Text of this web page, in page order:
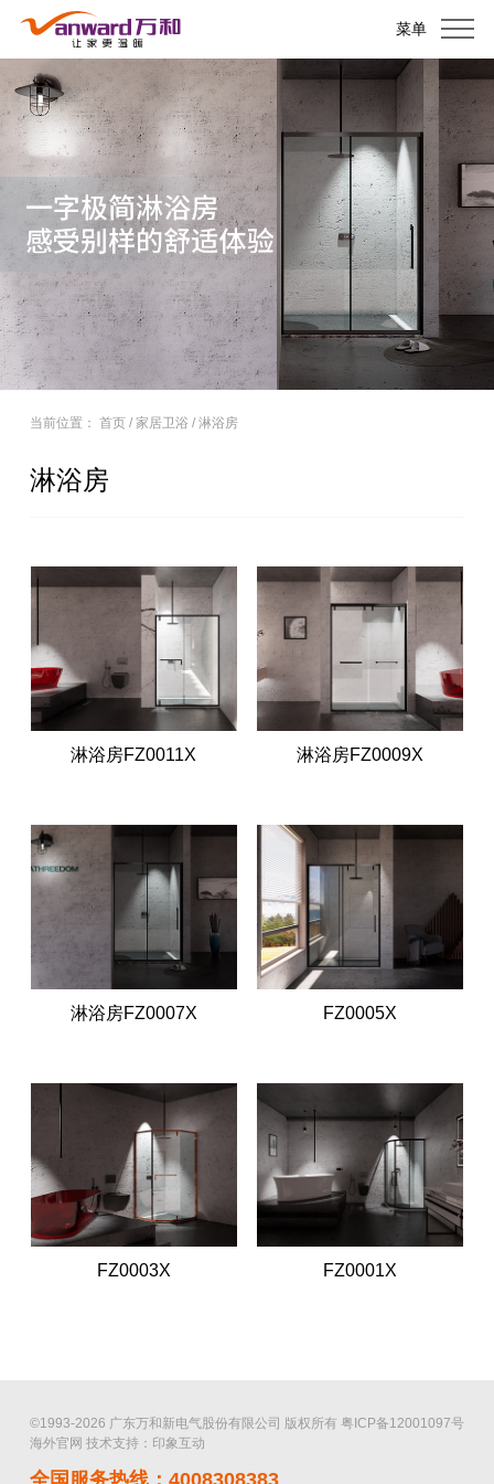
菜单
当前位置： 首页/ 家居卫浴 / 淋浴房
淋浴房
淋浴房FZ0011X 淋浴房FZ0009X
淋浴房FZ0007X FZ0005X
FZ0003X FZ0001X
©1993-2026 广东万和新电气股份有限公司 版权所有 粤ICP备12001097号
海外官网 技术支持：印象互动